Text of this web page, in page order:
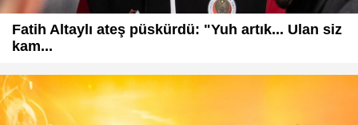
Fatih Altaylı ateş püskürdü: "Yuh artık... Ulan siz
kam...